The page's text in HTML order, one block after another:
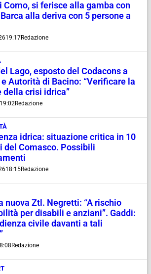
Como, si ferisce alla gamba con
Barca alla deriva con 5 persone a
19:17Redazione
Lago, esposto del Codacons a
Autorità di Bacino: “Verificare la
della crisi idrica”
19:02Redazione
idrica: situazione critica in 10
del Comasco. Possibili
18:15Redazione
nuova Ztl. Negretti: “A rischio
per disabili e anziani”. Gaddi:
civile davanti a tali
Redazione